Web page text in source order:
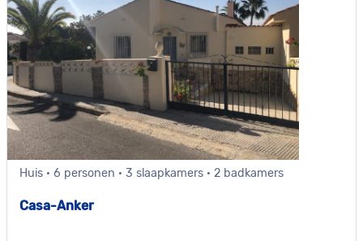
Huis · 6 personen · 3 slaapkamers · 2 badkamers
Casa-Anker